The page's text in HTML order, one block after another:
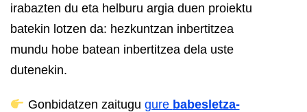
irabazten du eta helburu argia duen proiektu
batekin lotzen da: hezkuntzan inbertitzea
mundu hobe batean inbertitzea dela uste
dutenekin.
Gonbidatzen zaitugu gure babesletza-